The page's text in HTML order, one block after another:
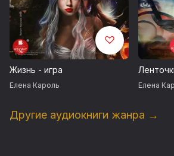
Жизнь - игра
Елена Кароль Елена
Другие аудиокниги жанра →